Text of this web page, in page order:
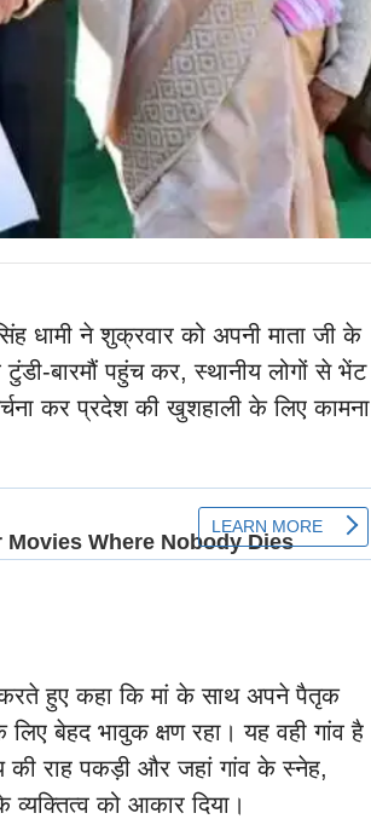
धामी ने शुक्रवार को अपनी माता जी के
बारमौं पहुंच कर, स्थानीय लोगों से भेंट
कर प्रदेश की खुशहाली के लिए कामना
करते हुए कहा कि मां के साथ अपने पैतृक
बेहद भावुक क्षण रहा। यह वही गांव है
की राह पकड़ी और जहां गांव के स्नेह,
को आकार दिया।